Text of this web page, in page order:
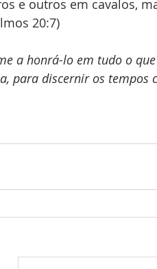
e outros em cavalos,
20:7)
a honrá-lo em tudo o
para discernir os tempos